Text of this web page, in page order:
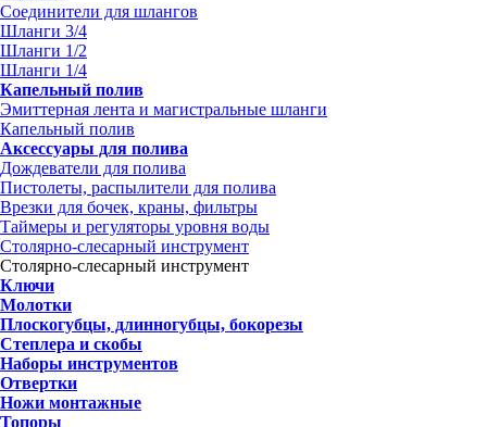
Соединители для шлангов
Шланги 3/4
Шланги 1/2
Шланги 1/4
Капельный полив
Эмиттерная лента и магистральные шланги
Капельный полив
Аксессуары для полива
Дождеватели для полива
Пистолеты, распылители для полива
Врезки для бочек, краны, фильтры
Таймеры и регуляторы уровня воды
Столярно-слесарный инструмент
Столярно-слесарный инструмент
Ключи
Молотки
Плоскогубцы, длинногубцы, бокорезы
Степлера и скобы
Наборы инструментов
Отвертки
Ножи монтажные
Топоры